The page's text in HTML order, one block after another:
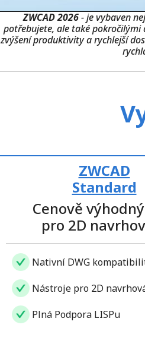
ZWCAD 2026- je vybaven
potřebujete, ale také
zvýšení produktivity a rychlejší
ZWCAD
Standard
Cenově
pro 2D
Nativní DWG
Nástroje pro 2D
Plná Podpora LISPu